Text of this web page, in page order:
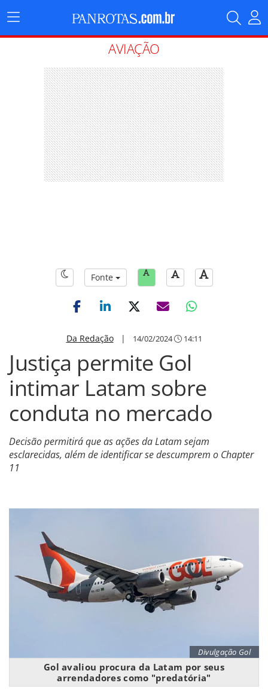
Menu
Principal
AVIAÇÃO
Fonte
Da Redação| 14/02/2024 14:11
Justiça permite Gol
intimar Latam sobre
conduta no mercado
Decisão permitirá que as ações da Latam sejam
esclarecidas, além de identificar se descumprem o Chapter
11
Divulgação Gol
Gol avaliou procura da Latam por seus
arrendadores como "predatória"